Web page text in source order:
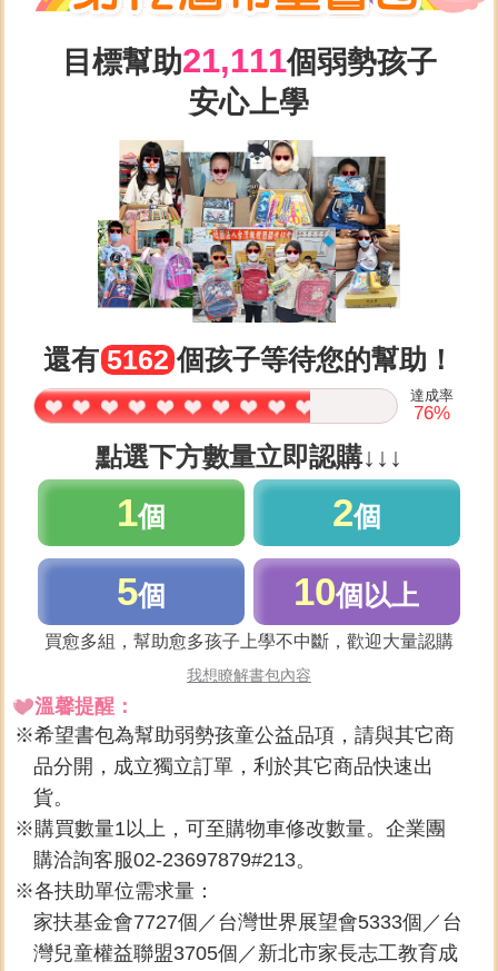
目標幫助21,111個弱勢孩子
安心上學
還有 5162 個孩子等待您的幫助！
達成率
76%
點選下方數量立即認購↓↓↓
1個 2個
5個 10個以上
買愈多組，幫助愈多孩子上學不中斷，歡迎大量認購
我想瞭解書包內容
溫馨提醒：
希望書包為幫助弱勢孩童公益品項，請與其它商
品分開，成立獨立訂單，利於其它商品快速出
貨。
購買數量1以上，可至購物車修改數量。企業團
購洽詢客服02-23697879#213。
各扶助單位需求量：
家扶基金會7727個／台灣世界展望會5333個／台
灣兒童權益聯盟3705個／新北市家長志工教育成